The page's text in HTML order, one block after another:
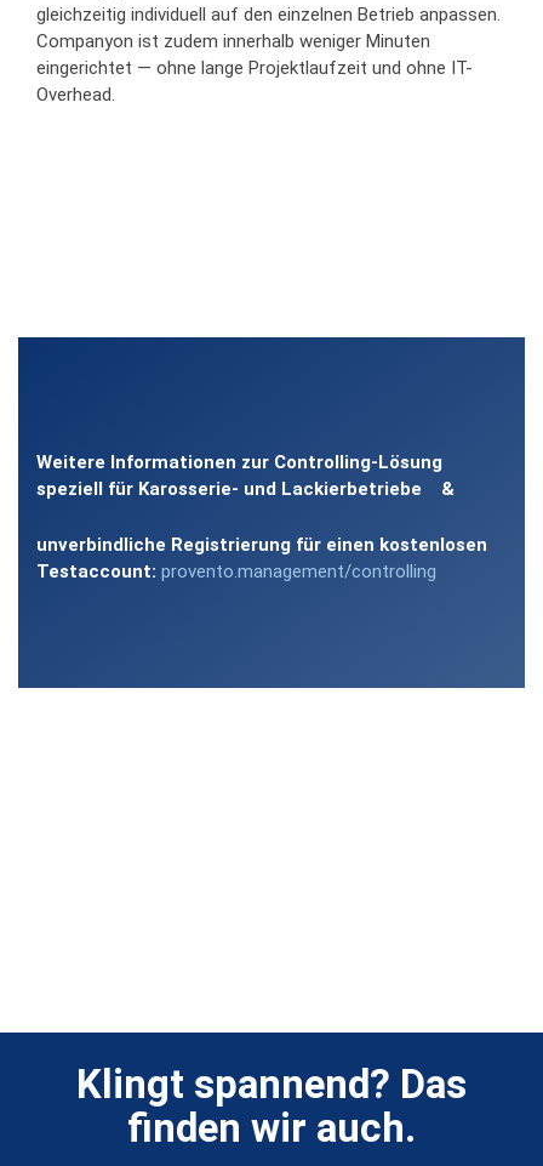
gleichzeitig individuell auf den einzelnen Betrieb anpassen.
Companyon ist zudem innerhalb weniger Minuten
eingerichtet — ohne lange Projektlaufzeit und ohne IT-
Overhead.
Weitere Informationen zur Controlling-Lösung
speziell für Karosserie- und Lackierbetriebe &
unverbindliche Registrierung für einen kostenlosen
Testaccount: provento.management/controlling
Klingt spannend? Das
finden wir auch.